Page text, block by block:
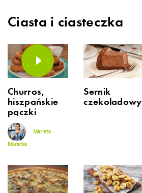
Ciasta i ciasteczka
Churros,
hiszpańskie
pączki
Marieta
Marecka
Sernik
czekoladowy